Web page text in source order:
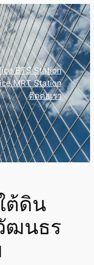
BTS Station
MRT Station
ติดต่อเรา
ต้ดิน
ฒนธร